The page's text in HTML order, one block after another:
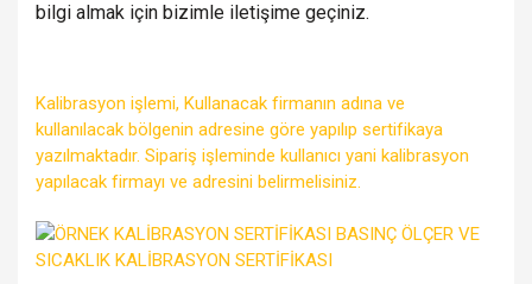
bilgi almak için bizimle iletişime geçiniz.
Kalibrasyon işlemi, Kullanacak firmanın adına ve
kullanılacak bölgenin adresine göre yapılıp sertifikaya
yazılmaktadır. Sipariş işleminde kullanıcı yani kalibrasyon
yapılacak firmayı ve adresini belirmelisiniz.